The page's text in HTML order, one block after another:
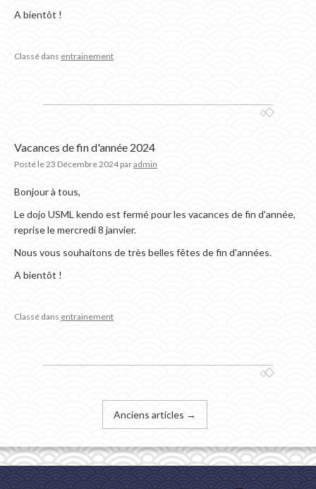
A bientôt !
Classé dans entrainement
Vacances de fin d'année 2024
Posté le23 Décembre 2024paradmin
Bonjour à tous,
Le dojo USML kendo est fermé pour les vacances de fin d'année,
reprise le mercredi 8 janvier.
Nous vous souhaitons de très belles fêtes de fin d'années.
A bientôt !
Classé dans entrainement
Anciens articles →